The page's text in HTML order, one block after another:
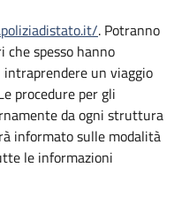
. Potranno
spesso hanno
un viaggio
procedure per gli
da ogni struttura
informato sulle modalità
le informazioni